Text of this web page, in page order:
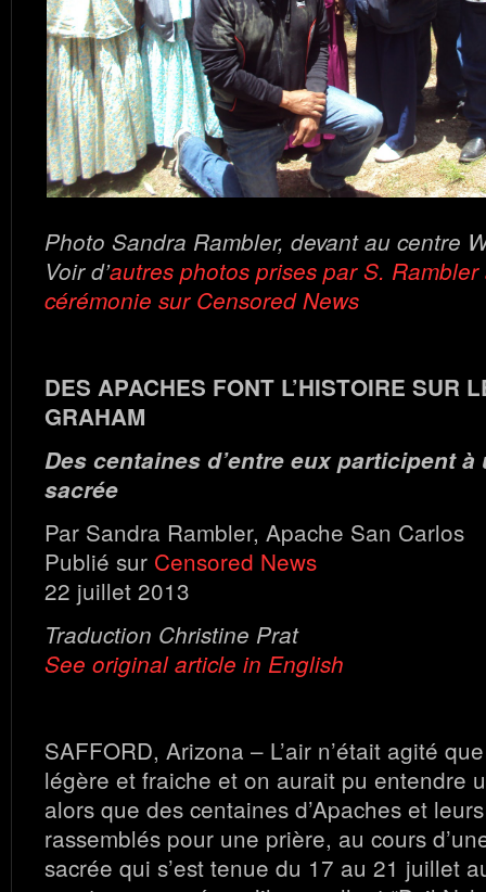
Photo Sandra Rambler, devant au centre
Voir d’autres photos prises par S.
cérémonie sur Censored News
DES APACHES FONT L’HISTOIRE SUR
GRAHAM
Des centaines d’entre eux participent à
sacrée
Par Sandra Rambler, Apache San Carlos
Publié sur Censored News
22 juillet 2013
Traduction Christine Prat
See original article in English
SAFFORD, Arizona – L’air n’était agité
légère et fraiche et on aurait pu entendre
alors que des centaines d’Apaches et
rassemblés pour une prière, au cours
sacrée qui s’est tenue du 17 au 21 juillet